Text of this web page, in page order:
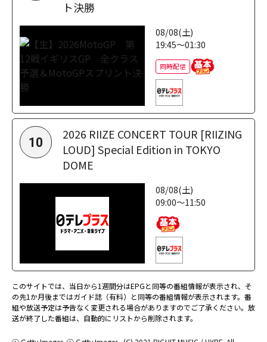
ト決勝
08/08(土)
19:45～01:30
同時配信
10
2026 RIIZE CONCERT TOUR [RIIZING
LOUD] Special Edition in TOKYO
DOME
08/08(土)
09:00～11:50
このサイトでは、当日から1週間分はEPGと同等の番組情報が表示され、そ
の先1か月後まではガイド誌（有料）と同等の番組情報が表示されます。番
組や放送予定は予告なく変更される場合がありますのでご了承ください。放
送が終了した番組は、自動的にリストから削除されます。